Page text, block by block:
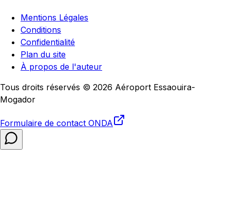
Mentions Légales
Conditions
Confidentialité
Plan du site
À propos de l'auteur
Tous droits réservés © 2026 Aéroport Essaouira-
Mogador
Formulaire de contact ONDA